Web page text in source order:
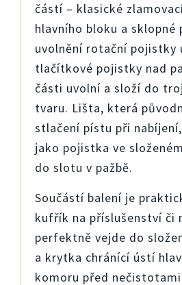
částí – klasické
hlavního bloku a sklopné
uvolnění rotační pojistky
tlačítkové pojistky nad
části uvolní a složí do
tvaru. Lišta, která
stlačení pístu při nabíj
jako pojistka ve
do slotu v pažbě.
Součástí balení je
kufřík na příslušenství či
perfektně vejde do
a krytka chránící ústí
komoru před